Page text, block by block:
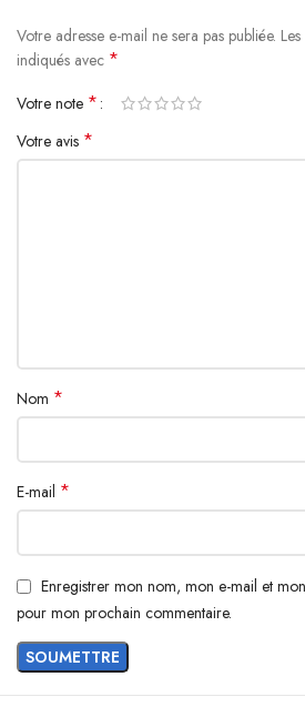
Votre adresse e-mail ne sera pas publiée.
indiqués avec *
Votre note *
Votre avis *
Nom *
E-mail *
Enregistrer mon nom, mon e-mail et
pour mon prochain commentaire.